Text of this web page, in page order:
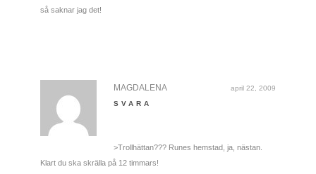
så saknar jag det!
april 22, 2009
MAGDALENA
SVARA
>Trollhättan??? Runes hemstad, ja, nästan.
Klart du ska skrälla på 12 timmars!